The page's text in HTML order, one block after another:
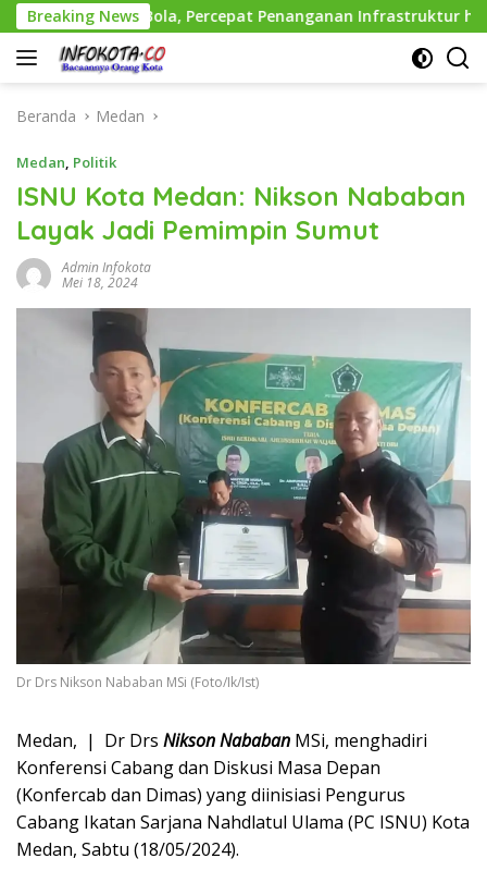
Langsung
ke
konten
Breaking News
Bola, Percepat Penanganan Infrastruktur hingga
Beranda Medan
Medan, Politik
ISNU Kota Medan: Nikson Nababan
Layak Jadi Pemimpin Sumut
Admin Infokota
Mei 18, 2024
Dr Drs Nikson Nababan MSi (Foto/Ik/Ist)
Medan, | Dr Drs Nikson Nababan MSi, menghadiri
Konferensi Cabang dan Diskusi Masa Depan
(Konfercab dan Dimas) yang diinisiasi Pengurus
Cabang Ikatan Sarjana Nahdlatul Ulama (PC ISNU) Kota
Medan, Sabtu (18/05/2024).